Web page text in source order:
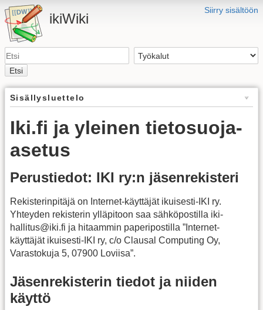
Siirry sisältöön
ikiWiki
Etsi
Sisällysluettelo
Iki.fi ja yleinen tietosuoja-
asetus
Perustiedot: IKI ry:n jäsenrekisteri
Rekisterinpitäjä on Internet-käyttäjät ikuisesti-IKI ry.
Yhteyden rekisterin ylläpitoon saa sähköpostilla iki-
hallitus@iki.fi ja hitaammin paperipostilla ”Internet-
käyttäjät ikuisesti-IKI ry, c/o Clausal Computing Oy,
Varastokuja 5, 07900 Loviisa”.
Jäsenrekisterin tiedot ja niiden
käyttö